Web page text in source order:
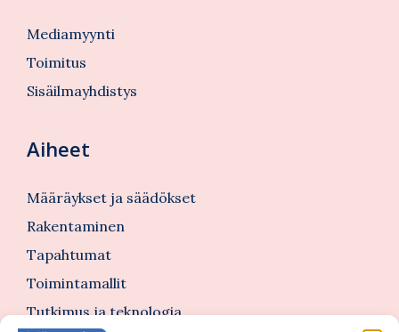
Mediamyynti
Toimitus
Sisäilmayhdistys
Aiheet
Määräykset ja säädökset
Rakentaminen
Tapahtumat
Toimintamallit
Tutkimus ja teknologia